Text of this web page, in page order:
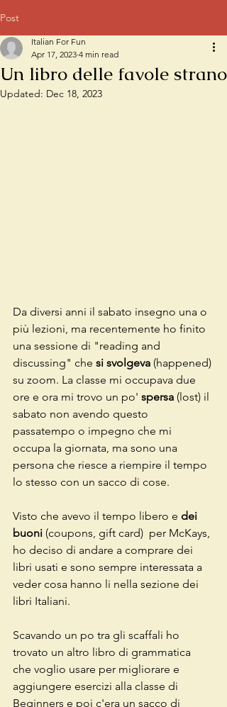
Post
Un libro delle favole strano
Italian For Fun
Apr 17, 2023 4 min read
Updated: Dec 18, 2023
Da diversi anni il sabato insegno una o
più lezioni, ma recentemente ho finito
una sessione di "reading and
discussing" che si svolgeva (happened)
su zoom. La classe mi occupava due
ore e ora mi trovo un po' spersa (lost) il
sabato non avendo questo
passatempo o impegno che mi
occupa la giornata, ma sono una
persona che riesce a riempire il tempo
lo stesso con un sacco di cose.
Visto che avevo il tempo libero e dei
buoni (coupons, gift card)  per McKays,
ho deciso di andare a comprare dei
libri usati e sono sempre interessata a
veder cosa hanno li nella sezione dei
libri Italiani.
Scavando un po tra gli scaffali ho
trovato un altro libro di grammatica
che voglio usare per migliorare e
aggiungere esercizi alla classe di
Beginners e poi c'era un sacco di